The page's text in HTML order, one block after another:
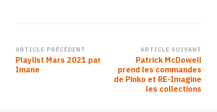
Navigation
d’article
ARTICLE PRÉCÉDENT
Playlist Mars 2021 par
Imane
ARTICLE SUIVANT
Patrick McDowell
prend les commandes
de Pinko et RE-Imagine
les collections